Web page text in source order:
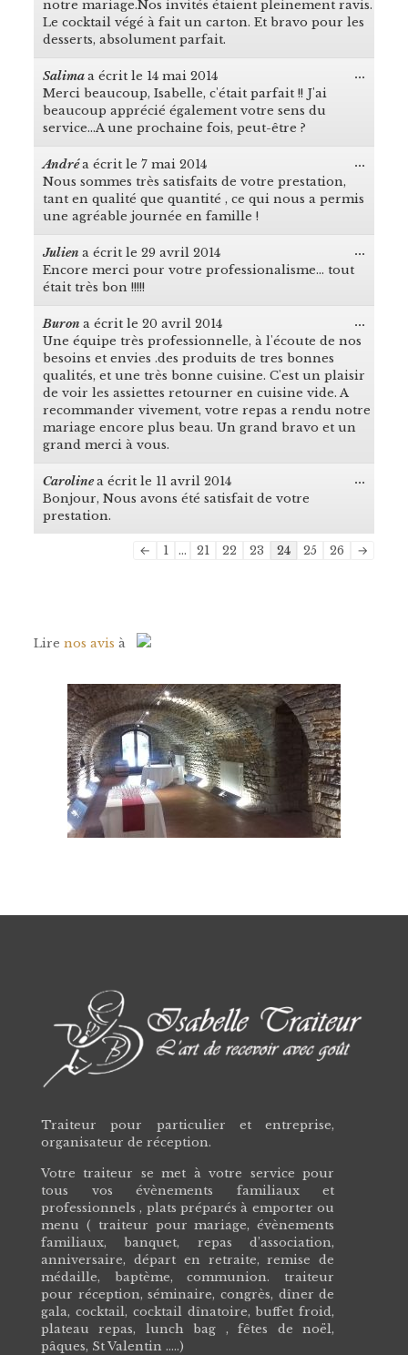
notre mariage.Nos invités étaient pleinement ravis.
Le cocktail végé à fait un carton. Et bravo pour les
desserts, absolument parfait.
Salimaa écrit le 14 mai 2014
Merci beaucoup, Isabelle, c'était parfait !! J'ai
beaucoup apprécié également votre sens du
service...A une prochaine fois, peut-être ?
...
Andréa écrit le 7 mai 2014
Nous sommes très satisfaits de votre prestation,
tant en qualité que quantité , ce qui nous a permis
une agréable journée en famille !
...
boîte
Julien a écrit le 29 avril 2014
Encore merci pour votre professionalisme... tout
était très bon !!!!!
...
Buron a écrit le 20 avril 2014
Une équipe très professionnelle, à l'écoute de nos
besoins et envies .des produits de tres bonnes
qualités, et une très bonne cuisine. C'est un plaisir
de voir les assiettes retourner en cuisine vide. A
recommander vivement, votre repas a rendu notre
mariage encore plus beau. Un grand bravo et un
grand merci à vous.
...
cette
Carolinea écrit le 11 avril 2014
Bonjour, Nous avons été satisfait de votre
prestation.
...
Navigation
livre
← 1 ... 21 22 23 24 25 26 →
Lire nos avis à
Traiteur pour particulier et entreprise,
organisateur de réception.
Votre traiteur se met à votre service pour
tous vos évènements familiaux et
professionnels , plats préparés à emporter ou
menu ( traiteur pour mariage, évènements
familiaux, banquet, repas d’association,
anniversaire, départ en retraite, remise de
médaille, baptème, communion. traiteur
pour réception, séminaire, congrès, dîner de
gala, cocktail, cocktail dînatoire, buffet froid,
plateau repas, lunch bag , fêtes de noël,
pâques, St Valentin .….)